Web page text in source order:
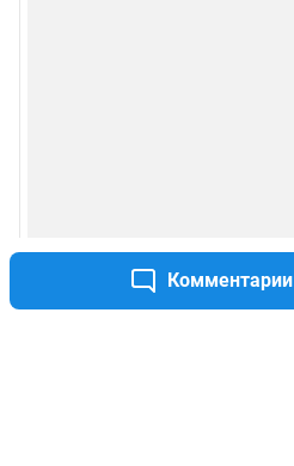
Комментарии